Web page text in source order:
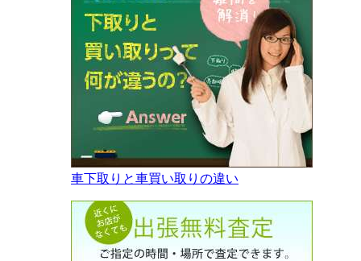
車下取りと車買い取りの違い